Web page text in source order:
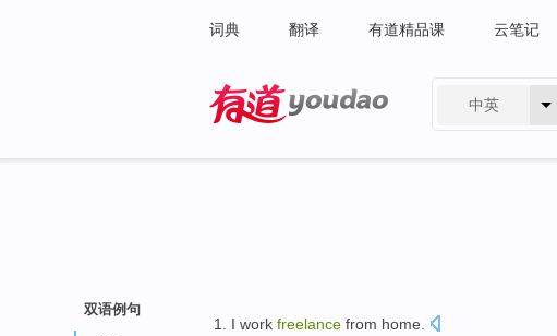
词典 翻译 有道精品课 云笔记
中英
双语例句
I work freelance from home